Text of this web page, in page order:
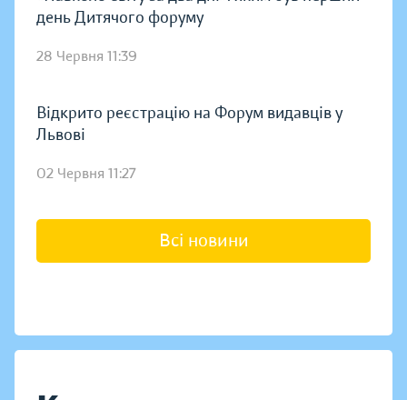
день Дитячого форуму
28 Червня 11:39
Відкрито реєстрацію на Форум видавців у
Львові
02 Червня 11:27
Всі новини